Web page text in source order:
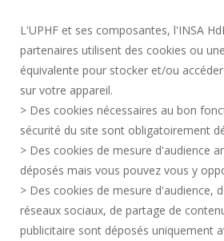
How to get there
ORGANIZATION CHARTS
ACCESSIBILITY
PROFESSIONAL EQUALITY INDEX
REGULATORY ACTS
PERSONAL DATA
PUBLIC PROCUREMENT
L'UPHF et ses composantes, l'INSA
partenaires utilisent des cookies ou
équivalente pour stocker et/ou
sur votre appareil.
> Des cookies nécessaires au bon
sécurité du site sont obligatoirement
> Des cookies de mesure d'audience
déposés mais vous pouvez vous y
> Des cookies de mesure d'audience,
réseaux sociaux, de partage de
publicitaire sont déposés uniquement